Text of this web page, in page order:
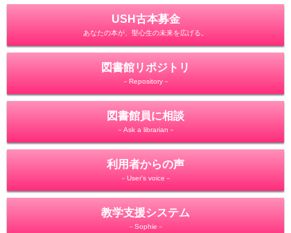
USH古本募金
あなたの本が、聖心生の未来を広げる。
図書館リポジトリ
－Repository－
図書館員に相談
－Ask a librarian－
利用者からの声
－User's voice－
教学支援システム
－Sophie－